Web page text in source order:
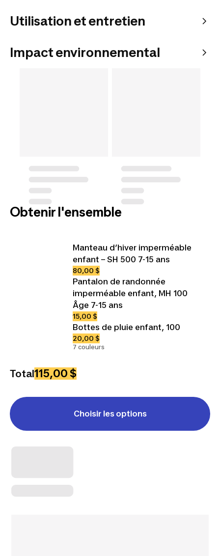
Utilisation et entretien
Impact environnemental
Obtenir l'ensemble
Manteau d’hiver imperméable
enfant – SH 500 7-15 ans
80,00 $
Pantalon de randonnée
imperméable enfant, MH 100
Âge 7-15 ans
15,00 $
Bottes de pluie enfant, 100
20,00 $
7 couleurs
Total115,00 $
Choisir les options